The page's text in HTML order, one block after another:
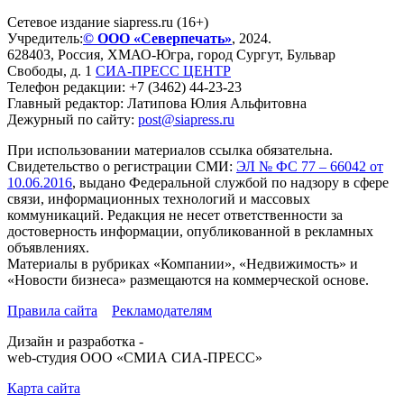
Сетевое издание siapress.ru (16+)
Учредитель:© ООО «Северпечать», 2024.
628403, Россия, ХМАО-Югра, город Сургут, Бульвар
Свободы, д. 1 СИА-ПРЕСС ЦЕНТР
Телефон редакции: +7 (3462) 44-23-23
Главный редактор: Латипова Юлия Альфитовна
Дежурный по сайту: post@siapress.ru
При использовании материалов ссылка обязательна.
Свидетельство о регистрации СМИ: ЭЛ № ФС 77 – 66042 от
10.06.2016, выдано Федеральной службой по надзору в сфере
связи, информационных технологий и массовых
коммуникаций. Редакция не несет ответственности за
достоверность информации, опубликованной в рекламных
объявлениях.
Материалы в рубриках «Компании», «Недвижимость» и
«Новости бизнеса» размещаются на коммерческой основе.
Правила сайта
Рекламодателям
Дизайн и разработка -
web-студия ООО «СМИА СИА-ПРЕСС»
Карта сайта